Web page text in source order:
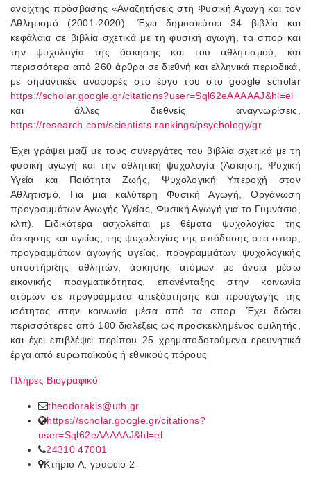
ανοιχτής πρόσβασης «Αναζητήσεις στη Φυσική Αγωγή και τον
Αθλητισμό (2001-2020). Έχει δημοσιεύσει 34 βιβλία και
κεφάλαια σε βιβλία σχετικά με τη φυσική αγωγή, τα σπορ και
την ψυχολογία της άσκησης και του αθλητισμού, και
περισσότερα από 260 άρθρα σε διεθνή και ελληνικά περιοδικά,
με σημαντικές αναφορές στο έργο του στο google scholar
https://scholar.google.gr/citations?user=Sql62eAAAAAJ&hl=el
και άλλες διεθνείς αναγνωρίσεις,
https://research.com/scientists-rankings/psychology/gr
Έχει γράψει μαζί με τους συνεργάτες του βιβλία σχετικά με τη
φυσική αγωγή και την αθλητική ψυχολογία (Άσκηση, Ψυχική
Υγεία και Ποιότητα Ζωής, Ψυχολογική Υπεροχή στον
Αθλητισμό, Για μια καλύτερη Φυσική Αγωγή, Οργάνωση
προγραμμάτων Αγωγής Υγείας, Φυσική Αγωγή για το Γυμνάσιο,
κλπ). Ειδικότερα ασχολείται με θέματα ψυχολογίας της
άσκησης και υγείας, της ψυχολογίας της απόδοσης στα σπορ,
προγραμμάτων αγωγής υγείας, προγραμμάτων ψυχολογικής
υποστήριξης αθλητών, άσκησης ατόμων με άνοια μέσω
εικονικής πραγματικότητας, επανένταξης στην κοινωνία
ατόμων σε προγράμματα απεξάρτησης και προαγωγής της
ισότητας στην κοινωνία μέσα από τα σπορ. Έχει δώσει
περισσότερες από 180 διαλέξεις ως προσκεκλημένος ομιλητής,
και έχει επιβλέψει περίπου 25 χρηματοδοτούμενα ερευνητικά
έργα από ευρωπαϊκούς ή εθνικούς πόρους
Πλήρες Βιογραφικό
theodorakis@uth.gr
https://scholar.google.gr/citations?
user=Sql62eAAAAAJ&hl=el
24310 47001
Κτήριο A, γραφείο 2